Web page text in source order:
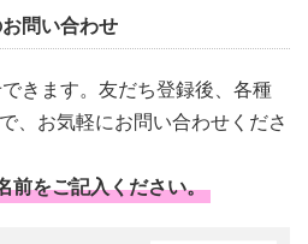
問い合わせ
きます。友だち登録後、各種
、お気軽にお問い合わせくださ
前をご記入ください。